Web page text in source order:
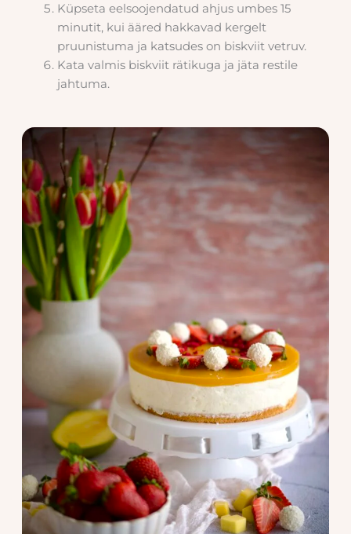
Küpseta eelsoojendatud ahjus umbes 15
minutit, kui ääred hakkavad kergelt
pruunistuma ja katsudes on biskviit vetruv.
Kata valmis biskviit rätikuga ja jäta restile
jahtuma.